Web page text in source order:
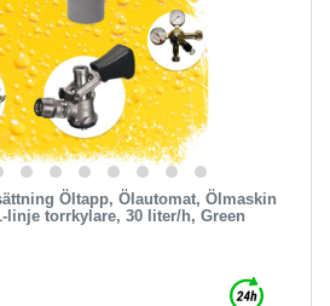
Öltapp, Ölautomat, Ölmaskin
linje torrkylare, 30 liter/h, Green